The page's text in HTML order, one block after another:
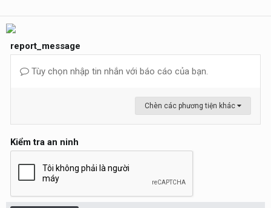
report_message
Tùy chọn nhập tin nhắn với báo cáo của bạn.
Chèn các phương tiện khác
Kiểm tra an ninh